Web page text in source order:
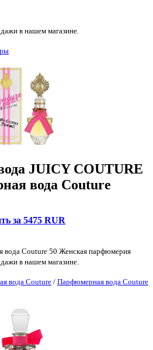
в нашем магазине.
JUICY COUTURE
вода Couture
за 5475 RUR
Couture 50 Женская парфюмерия
в нашем магазине.
вода Couture/ Парфюмерная вода Couture